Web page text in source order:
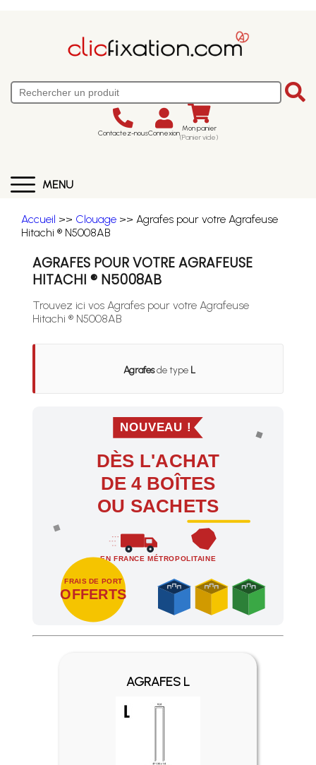
Contactez-nousConnexion Mon panier
(Panier vide)
MENU
Accueil >> Clouage >> Agrafes pour votre Agrafeuse
Hitachi ® N5008AB
AGRAFES POUR VOTRE AGRAFEUSE
HITACHI ® N5008AB
Trouvez ici vos Agrafes pour votre Agrafeuse
Hitachi ® N5008AB
Agrafesde type L
NOUVEAU !
DÈS L'ACHAT
DE 4 BOÎTES
OU SACHETS
EN FRANCE MÉTROPOLITAINE
FRAIS DE PORT
OFFERTS
Profitez des Frais de port offerts en France
AGRAFES L